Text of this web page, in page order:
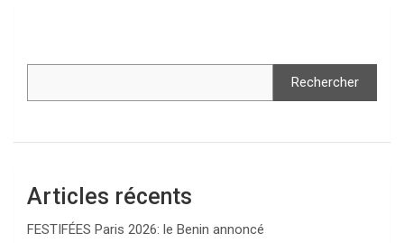
Rechercher
Articles récents
FESTIFÉES Paris 2026: le Benin annoncé